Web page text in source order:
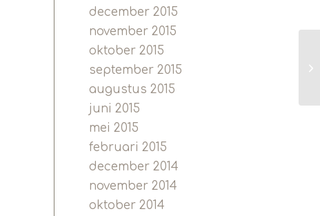
december 2015
november 2015
oktober 2015
september 2015
augustus 2015
juni 2015
mei 2015
februari 2015
december 2014
november 2014
oktober 2014